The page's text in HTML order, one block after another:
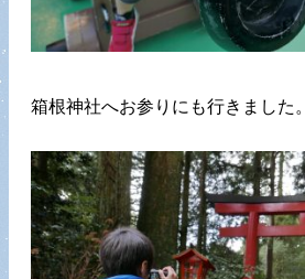
箱根神社へお参りにも行きました。